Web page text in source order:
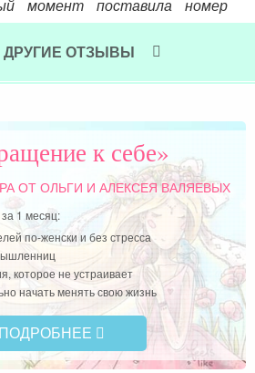
момент поставила номер
в черный список, у них свои
у меня свои. Общаюсь с ними
ДРУГИЕ ОТЗЫВЫ
к себе»
ОТ ОЛЬГИ И АЛЕКСЕЯ ВАЛЯЕВЫХ
1 месяц:
по-женски и без стресса
которое не устраивает
начать менять свою жизнь
ПОДРОБНЕЕ